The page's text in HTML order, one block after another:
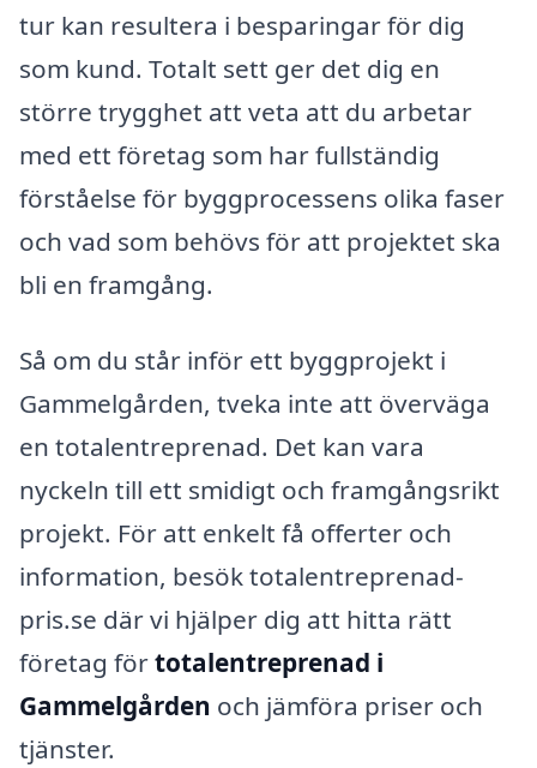
tur kan resultera i besparingar för dig
som kund. Totalt sett ger det dig en
större trygghet att veta att du arbetar
med ett företag som har fullständig
förståelse för byggprocessens olika faser
och vad som behövs för att projektet ska
bli en framgång.
Så om du står inför ett byggprojekt i
Gammelgården, tveka inte att överväga
en totalentreprenad. Det kan vara
nyckeln till ett smidigt och framgångsrikt
projekt. För att enkelt få offerter och
information, besök totalentreprenad-
pris.se där vi hjälper dig att hitta rätt
företag förtotalentreprenad i
Gammelgården och jämföra priser och
tjänster.